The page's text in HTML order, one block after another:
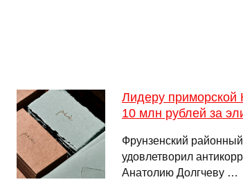
Лидеру приморской
10 млн рублей за
Фрунзенский
удовлетворил
Анатолию Долгчеву …